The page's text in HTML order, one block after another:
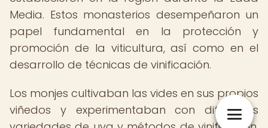
Media. Estos monasterios desempeñaron un
papel fundamental en la protección y
promoción de la viticultura, así como en el
desarrollo de técnicas de vinificación.
Los monjes cultivaban las vides en sus propios
viñedos y experimentaban con diferentes